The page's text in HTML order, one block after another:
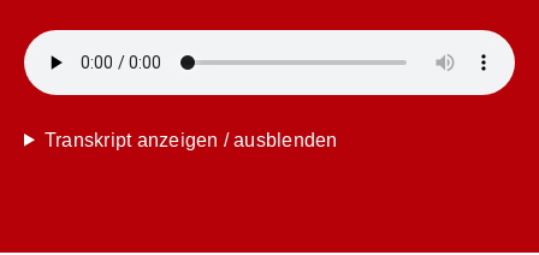
Transkript anzeigen / ausblenden